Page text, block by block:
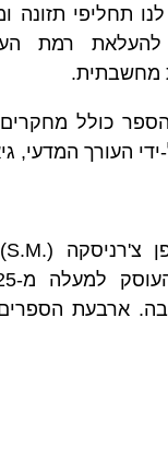
תחליפי תזונה
להעלאת רמת
מחשבתית.
כולל מחקרים
העורך המדעי,
צ'רניסקה (. S.M
)
ארבעת